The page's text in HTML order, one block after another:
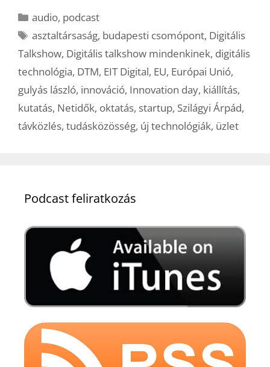
Kategória
audio, podcast
Címkék
asztaltársaság, budapesti csomópont, Digitális
Talkshow, Digitális talkshow mindenkinek, digitális
technológia, DTM, EIT Digital, EU, Európai Unió,
gulyás lászló, innováció, Innovation day, kiállítás,
kutatás, Netidők, oktatás, startup, Szilágyi Árpád,
távközlés, tudásközösség, új technológiák, üzlet
Podcast feliratkozás